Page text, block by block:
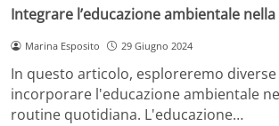
Integrare l’educazione ambientale
Marina Esposito 29 Giugno 2024
In questo articolo, esploreremo
incorporare l'educazione ambientale
routine quotidiana. L'educazione…